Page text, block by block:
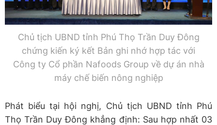
Chủ tịch UBND tỉnh Phú Thọ Trần Duy Đông
chứng kiến ký kết Bản ghi nhớ hợp tác với
Công ty Cổ phần Nafoods Group về dự án nhà
máy chế biến nông nghiệp
Phát biểu tại hội nghị, Chủ tịch UBND tỉnh Phú
Thọ Trần Duy Đông khẳng định: Sau hợp nhất 03